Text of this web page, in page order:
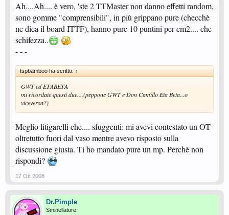
Ah....Ah.... è vero, 'ste 2 TTMaster non danno effetti random,
sono gomme "comprensibili", in più grippano pure (checchè
ne dica il board ITTF), hanno pure 10 puntini per cm2.... che
schifezza..
- - -
tspbamboo ha scritto: ↑
GWT ed ETABETA
mi ricordate questi due....(peppone GWT e Don Camillo Eta Beta...o
viceversa?)
Meglio litigarelli che.... sfuggenti: mi avevi contestato un OT
oltretutto fuori dal vaso mentre avevo risposto sulla
discussione giusta. Ti ho mandato pure un mp. Perchè non
rispondi?
17 Ott 2008
Dr.Pimple
Sminellatore